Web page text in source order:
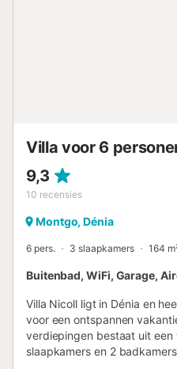
Villa voor 6
9,3
10 recensies
Montgo, Dénia
6 pers. 3 slaapkamers 164
Buitenbad, WiFi, Garage,
Villa Nicoll ligt in Dénia en
voor een ontspannen
verdiepingen bestaat uit een
slaapkamers en 2